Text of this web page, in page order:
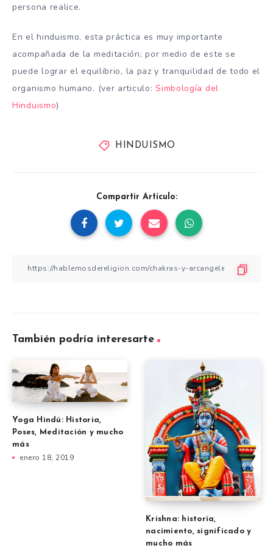
persona realice.
En el hinduismo, esta práctica es muy importante
acompañada de la meditación; por medio de este se
puede lograr el equilibrio, la paz y tranquilidad de todo el
organismo humano. (ver articulo:Simbología del
Hinduismo)
HINDUISMO
Compartir Artículo:
También podría interesarte
Yoga Hindú: Historia,
Poses, Meditación y mucho
más
enero 18, 2019
Krishna: historia,
nacimiento, significado y
mucho más